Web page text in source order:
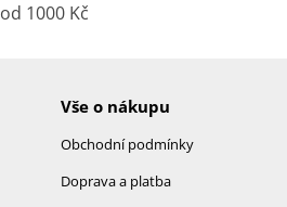
od 1000 Kč
Vše o nákupu
Obchodní podmínky
Doprava a platba